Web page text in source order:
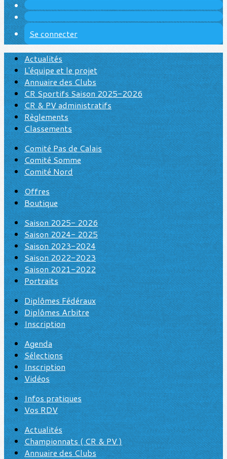
Se connecter
Actualités
L'équipe et le projet
Annuaire des Clubs
CR Sportifs Saison 2025-2026
CR & PV administratifs
Règlements
Classements
Comité Pas de Calais
Comité Somme
Comité Nord
Offres
Boutique
Saison 2025- 2026
Saison 2024- 2025
Saison 2023-2024
Saison 2022-2023
Saison 2021-2022
Portraits
Diplômes Fédéraux
Diplômes Arbitre
Inscription
Agenda
Sélections
Inscription
Vidéos
Infos pratiques
Vos RDV
Actualités
Championnats ( CR & PV )
Annuaire des Clubs